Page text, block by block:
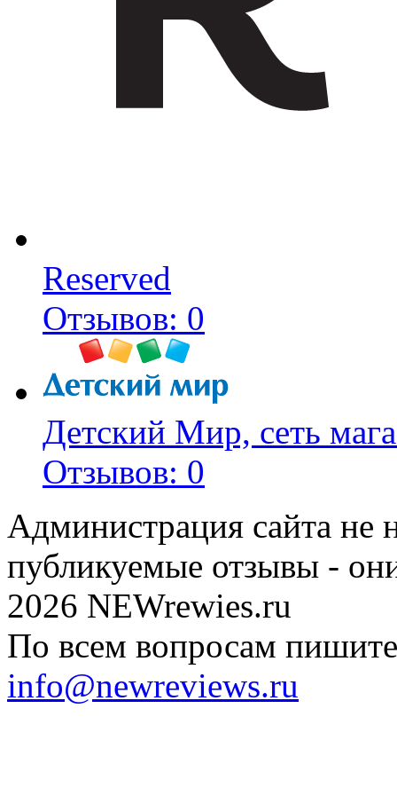
Reserved
Отзывов: 0
Детский Мир, сеть
Отзывов: 0
Администрация сайта не
публикуемые отзывы -
2026 NEWrewies.ru
По всем вопросам
info@newreviews.ru